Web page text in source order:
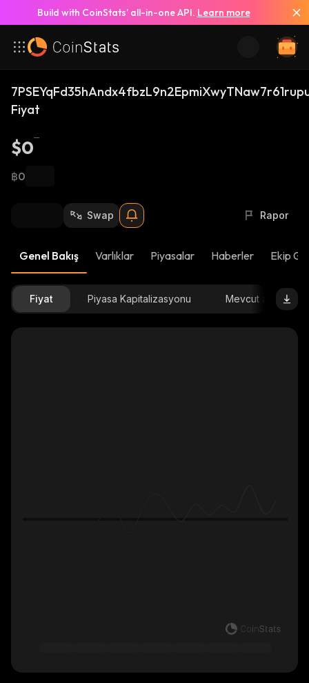
Build with CoinStats’ all-in-one API. Learn more
Fiyat
$0
฿0
Swap Rapor
Genel Bakış Varlıklar Piyasalar Haberler Ekip
Fiyat Piyasa Kapitalizasyonu Mevcut arz